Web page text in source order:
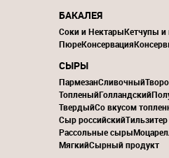
БАКАЛЕЯ
Соки и НектарыКетчупы и
ПюреКонсервация
СЫРЫ
ПармезанСливочный
ТопленыйГолландский
ТвердыйСо вкусом
Сыр российскийТильзитер
Рассольные сыры
МягкийСырный продукт